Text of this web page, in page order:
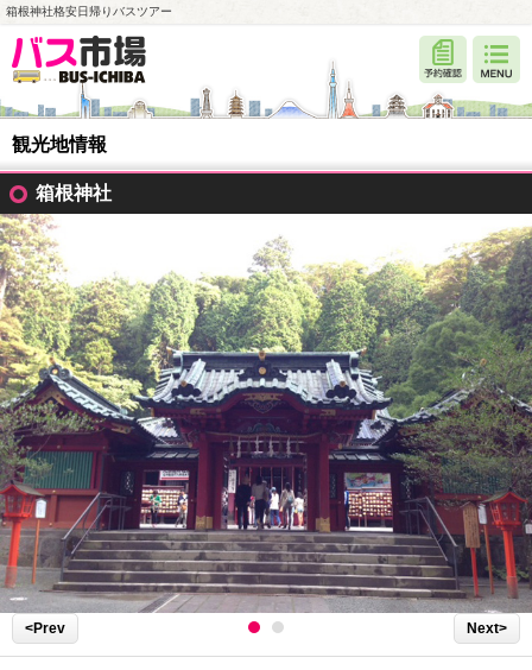
箱根神社格安日帰りバスツアー
観光地情報
箱根神社
<Prev Next>